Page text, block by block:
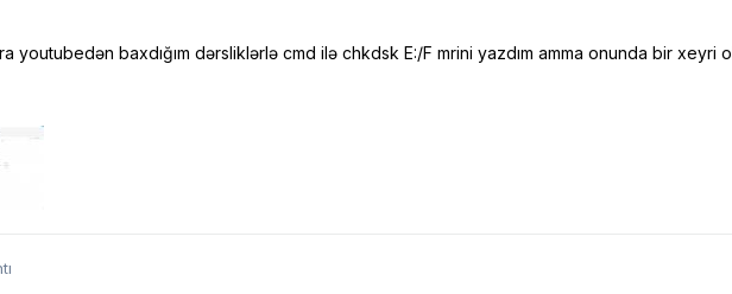
youtubedən baxdığım dərsliklərlə cmd ilə chkdsk E:/F mrini yazdım amma onunda bir xeyri